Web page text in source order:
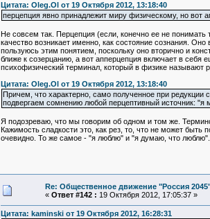
Цитата: Oleg.Ol от 19 Октября 2012, 13:18:40
перцепция явно принадлежит миру физическому, но вот
Не совсем так. Перцепция (если, конечно ее не
качество возникает именно, как состояние сознания.
пользуюсь этим понятием, поскольку оно вторично и
ближе к созерцанию, а вот апперцепция включает в себя
психофизический терминал, который в физике называют
Цитата: Oleg.Ol от 19 Октября 2012, 13:18:40
Причем, что характерно, само полученное при редукции
подвергаем сомнению любой перцептивный источник: "я
Я подозреваю, что мы говорим об одном и том же.
Кажимость сладкости это, как рез, то, что не может
очевидно. То же самое - "я люблю" и "я думаю, что
Re: Общественное движение "Россия
« Ответ #142 : 19 Октября 2012, 17:05:37 »
Цитата: kaminski от 19 Октября 2012, 16:28:31